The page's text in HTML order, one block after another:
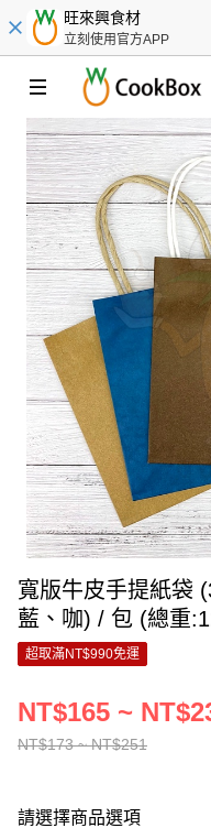
旺來興食材
立刻使用官方APP
寬版牛皮手提紙袋
藍、咖) / 包 (總重
超取滿NT$990免運
NT$173 ~ NT$251
NT$165 ~
請選擇商品選項